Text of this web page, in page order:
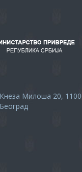
Кнеза Милоша 20,
Београд